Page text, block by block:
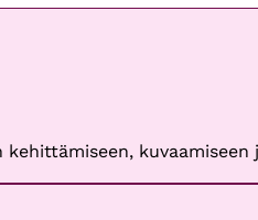
kuvaamiseen